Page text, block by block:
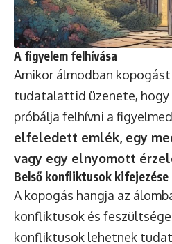
A figyelem felhívása
Amikor álmodban
tudatalattid üzenete,
próbálja felhívni a
elfeledett emlék, egy
vagy egy elnyomott
Belső konfliktusok kifejezése
A kopogás hangja az
konfliktusok és
konfliktusok lehetnek